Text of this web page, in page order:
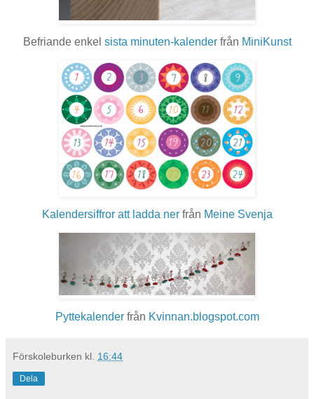
Befriande enkel sista minuten-kalenderfrån MiniKunst
Kalendersiffror att ladda nerfrån Meine Svenja
Pyttekalenderfrån Kvinnan.blogspot.com
Förskoleburken kl. 16:44
Dela